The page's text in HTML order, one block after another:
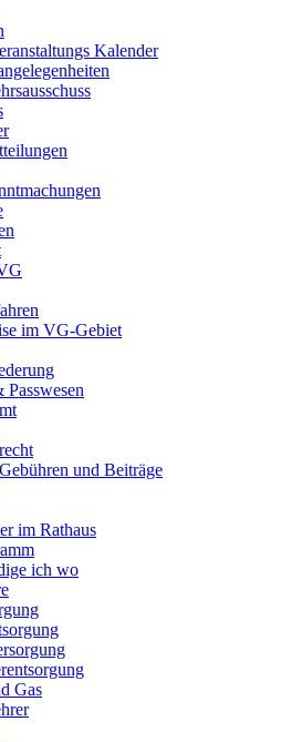
Kalender
im VG-Gebiet
und Beiträge
im Rathaus
ich wo
Gas